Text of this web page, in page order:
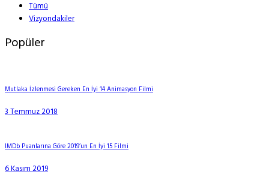
Tümü
Vizyondakiler
Popüler
Mutlaka İzlenmesi Gereken En İyi 14 Animasyon Filmi
3 Temmuz 2018
IMDb Puanlarına Göre 2019’un En İyi 15 Filmi
6 Kasım 2019